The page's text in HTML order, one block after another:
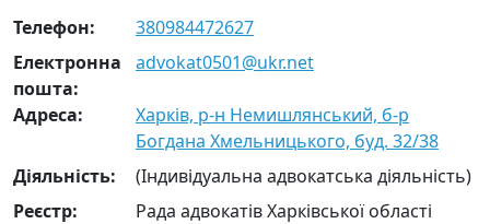
Телефон:
380984472627
Електронна
пошта:
advokat0501@ukr.net
Адреса:
Харків, р-н Немишлянський, б-р
Богдана Хмельницького, буд. 32/38
Діяльність:
(Індивідуальна адвокатська діяльність)
Реєстр:
Рада адвокатів Харківської області